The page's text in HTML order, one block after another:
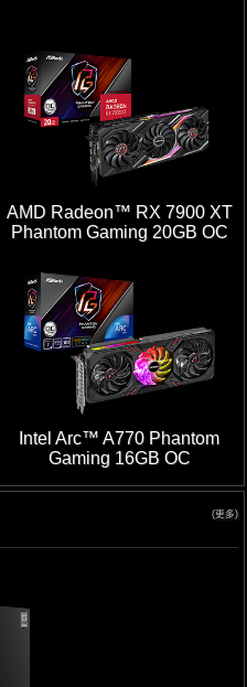
AMD Radeon™ RX 7900 XT
Phantom Gaming 20GB OC
Intel Arc™ A770 Phantom
Gaming 16GB OC
(更多)